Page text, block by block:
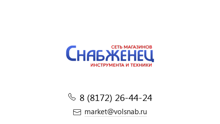
8 (8172) 26-44-24
market@volsnab.ru